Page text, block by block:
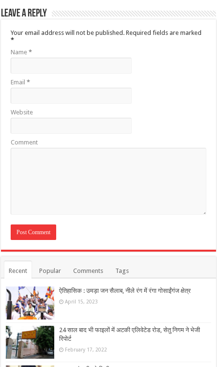
Leave a Reply
Your email address will not be published. Required fields are marked
*
Name*
Email*
Website
Comment
Recent Popular Comments Tags
ऐतिहासिक : उमड़ा जन सैलाब, नीले रंग में रंगा गोसाईंगंज क्षेत्र
April 15, 2023
24 साल बाद भी फाइलों में अटकी एलिवेटेड रोड, सेतु निगम ने भेजी
रिपोर्ट
February 17, 2022